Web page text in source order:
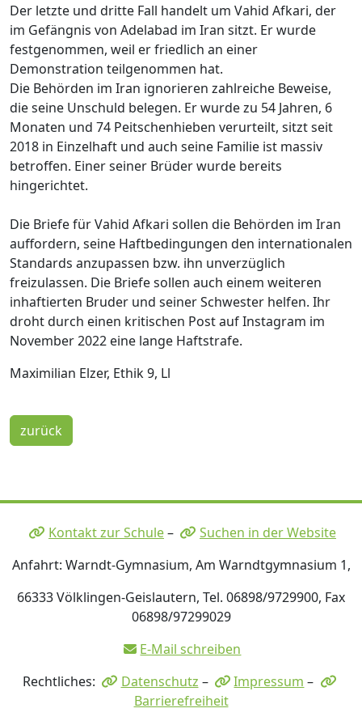
Der letzte und dritte Fall handelt um Vahid Afkari, der
im Gefängnis von Adelabad im Iran sitzt. Er wurde
festgenommen, weil er friedlich an einer
Demonstration teilgenommen hat.
Die Behörden im Iran ignorieren zahlreiche Beweise,
die seine Unschuld belegen. Er wurde zu 54 Jahren, 6
Monaten und 74 Peitschenhieben verurteilt, sitzt seit
2018 in Einzelhaft und auch seine Familie ist massiv
betroffen. Einer seiner Brüder wurde bereits
hingerichtet.
Die Briefe für Vahid Afkari sollen die Behörden im Iran
auffordern, seine Haftbedingungen den internationalen
Standards anzupassen bzw. ihn unverzüglich
freizulassen. Die Briefe sollen auch einem weiteren
inhaftierten Bruder und seiner Schwester helfen. Ihr
droht durch einen kritischen Post auf Instagram im
November 2022 eine lange Haftstrafe.
Maximilian Elzer, Ethik 9, Ll
zurück
Kontakt zur Schule–
Suchen in der Website
Anfahrt: Warndt-Gymnasium, Am Warndtgymnasium 1,
66333 Völklingen-Geislautern, Tel. 06898/9729900, Fax
06898/97299029
E-Mail schreiben
Rechtliches:
Datenschutz – Impressum –
Barrierefreiheit